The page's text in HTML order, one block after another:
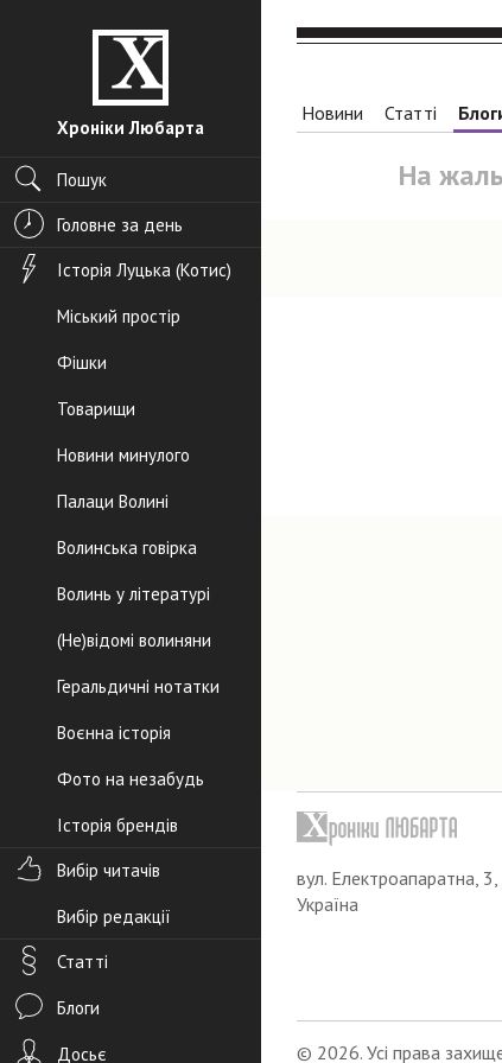
Хроніки Любарта
Пошук
Головне за день
Історія Луцька (Котис)
Міський простір
Фішки
Товарищи
Новини минулого
Палаци Волині
Волинська говірка
Волинь у літературі
(Не)відомі волиняни
Геральдичні нотатки
Воєнна історія
Фото на незабудь
Історія брендів
Вибір читачів
Вибір редакції
Статті
Блоги
Досьє
Новини Статті
На
вул. Електроапаратна, 3,
Україна
© 2026. Усі права